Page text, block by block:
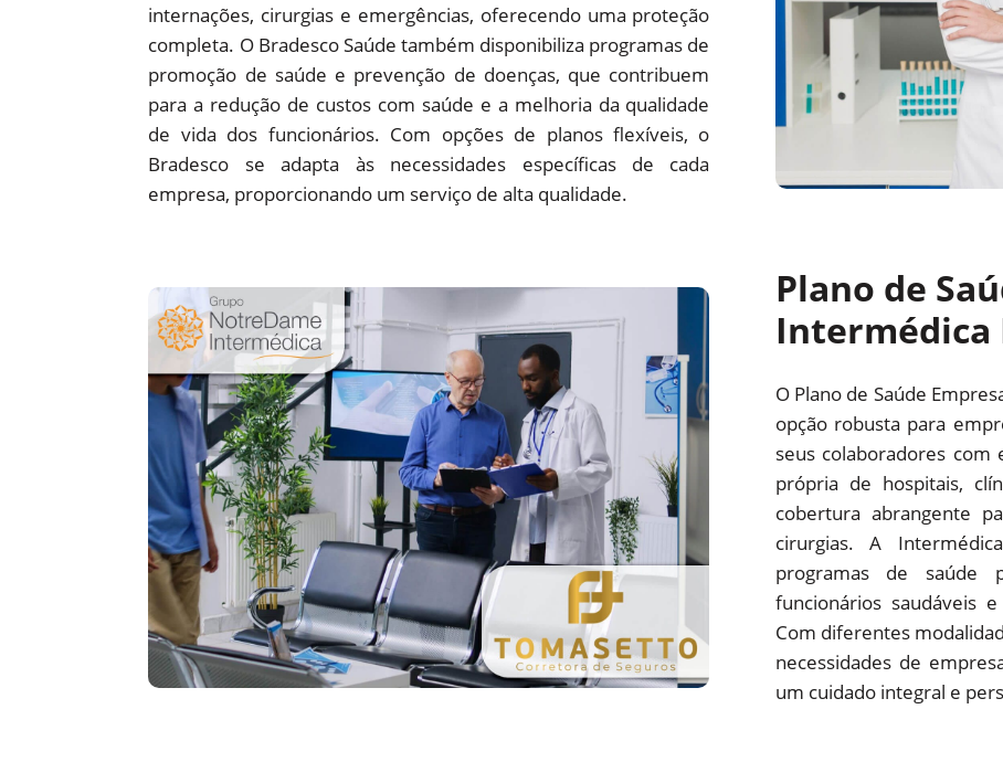
internações, cirurgias e emergências, oferecendo uma proteção
completa. O Bradesco Saúde também disponibiliza programas de
promoção de saúde e prevenção de doenças, que contribuem
para a redução de custos com saúde e a melhoria da qualidade
de vida dos funcionários. Com opções de planos flexíveis, o
Bradesco se adapta às necessidades específicas de cada
empresa, proporcionando um serviço de alta qualidade.
Plano de
Intermédica
O Plano de Saúde
opção robusta para
seus colaboradores
própria de hospitais,
cobertura abrangente
cirurgias. A
programas de saúde
funcionários saudáveis
Com diferentes
necessidades de
um cuidado integral e